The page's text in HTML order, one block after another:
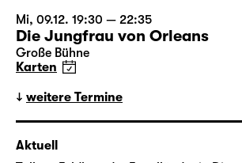
Mi, 09.12. 19:30 — 22:35
Die Jungfrau von Orleans
Große Bühne
Karten
weitere Termine
Aktuell